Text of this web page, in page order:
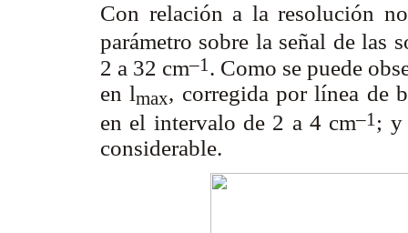
Con relación a la resolución
parámetro sobre la señal de las
2 a 32 cm–1 . Como se puede
enlmax, corregida por línea de
en el intervalo de 2 a 4 cm–1 ; y
considerable.